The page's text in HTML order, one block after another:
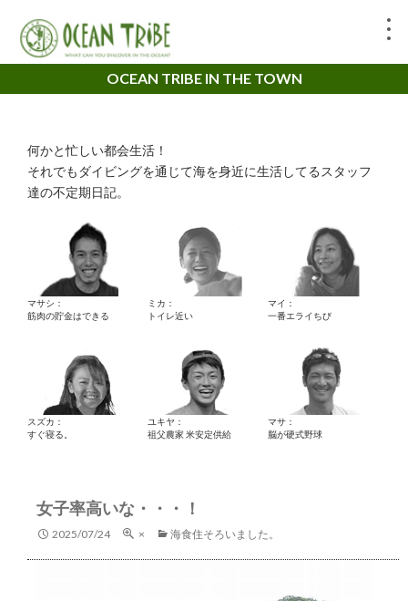
OCEAN TRIBE IN THE TOWN
何かと忙しい都会生活！
それでもダイビングを通じて海を身近に生活してるスタッフ
達の不定期日記。
マサシ：
筋肉の貯金はできる
ミカ：
トイレ近い
マイ：
一番エライちび
スズカ：
すぐ寝る。
ユキヤ：
祖父農家 米安定供給
マサ：
脳が硬式野球
女子率高いな・・・！
2025/07/24 × 海食住そろいました。